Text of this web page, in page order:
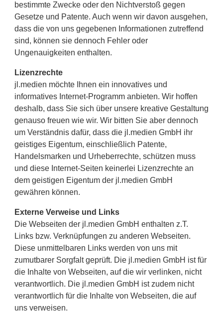
bestimmte Zwecke oder den Nichtverstoß gegen
Gesetze und Patente. Auch wenn wir davon ausgehen,
dass die von uns gegebenen Informationen zutreffend
sind, können sie dennoch Fehler oder
Ungenauigkeiten enthalten.
Lizenzrechte
jl.medien möchte Ihnen ein innovatives und
informatives Internet-Programm anbieten. Wir hoffen
deshalb, dass Sie sich über unsere kreative Gestaltung
genauso freuen wie wir. Wir bitten Sie aber dennoch
um Verständnis dafür, dass die jl.medien GmbH ihr
geistiges Eigentum, einschließlich Patente,
Handelsmarken und Urheberrechte, schützen muss
und diese Internet-Seiten keinerlei Lizenzrechte an
dem geistigen Eigentum der jl.medien GmbH
gewähren können.
Externe Verweise und Links
Die Webseiten der jl.medien GmbH enthalten z.T.
Links bzw. Verknüpfungen zu anderen Webseiten.
Diese unmittelbaren Links werden von uns mit
zumutbarer Sorgfalt geprüft. Die jl.medien GmbH ist für
die Inhalte von Webseiten, auf die wir verlinken, nicht
verantwortlich. Die jl.medien GmbH ist zudem nicht
verantwortlich für die Inhalte von Webseiten, die auf
uns verweisen.